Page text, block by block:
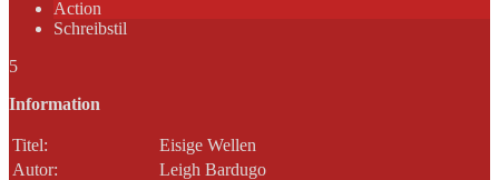
Action
Schreibstil
5
Information
Titel:
Eisige Wellen
Autor:
Leigh Bardugo